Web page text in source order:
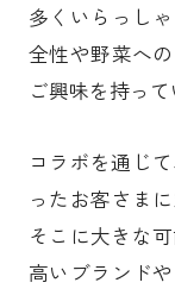
多くいらっし
全性や野菜へ
ご興味を持っ
コラボを通じ
ったお客さま
そこに大きな
高いブランド